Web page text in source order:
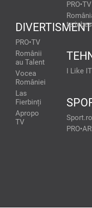
DIVERTISMENT
PRO•TV
Românii
au Talent
Vocea
României
Las
Fierbinți
Apropo
TV
PRO•TV
te
I Like IT
Sport.ro